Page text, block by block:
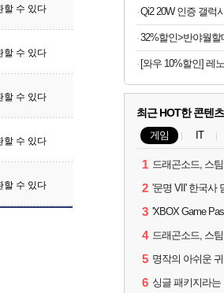
할 수 있다
할 수 있다
할 수 있다
할 수 있다
할 수 있다
[와우 10%할인] 레
최근 HOT한 콘텐츠
게임 IT
1
2
3
4
5
6